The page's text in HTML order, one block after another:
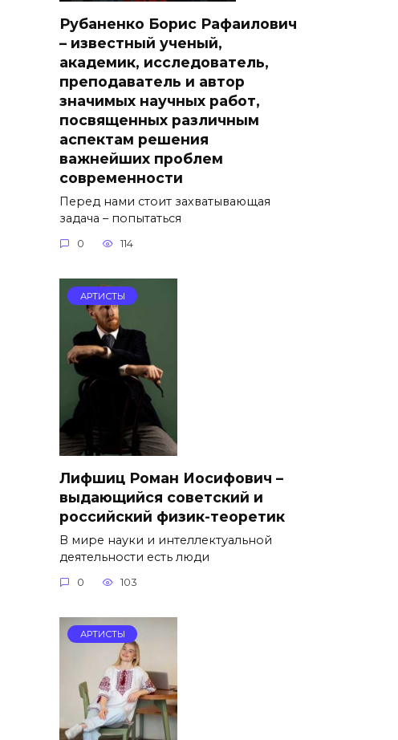
Рубаненко Борис Рафаилович
– известный ученый,
академик, исследователь,
преподаватель и автор
значимых научных работ,
посвященных различным
аспектам решения
важнейших проблем
современности
Перед нами стоит захватывающая
задача – попытаться
0 114
АРТИСТЫ
Лифшиц Роман Иосифович –
выдающийся советский и
российский физик-теоретик
В мире науки и интеллектуальной
деятельности есть люди
0 103
АРТИСТЫ